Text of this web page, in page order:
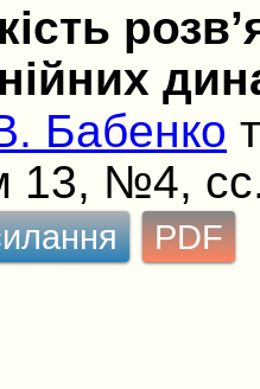
Бабенко
13, №4,
PDF